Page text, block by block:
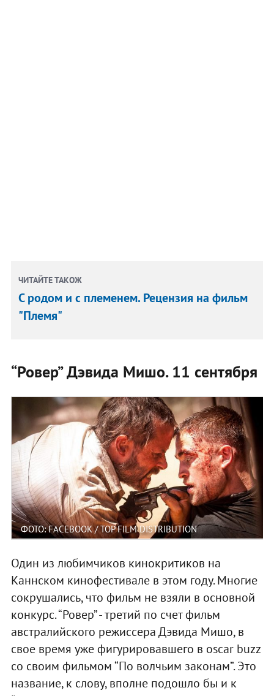
ЧИТАЙТЕ ТАКОЖ
С родом и с племенем. Рецензия на фильм
"Племя"
“Ровер” Дэвида Мишо. 11 сентября
ФОТО: FACEBOOK / TOP FILM DISTRIBUTION
Один из любимчиков кинокритиков на
Каннском кинофестивале в этом году. Многие
сокрушались, что фильм не взяли в основной
конкурс. “Ровер” - третий по счет фильм
австралийского режиссера Дэвида Мишо, в
свое время уже фигурировавшего в oscar buzz
со своим фильмом “По волчьим законам”. Это
название, к слову, вполне подошло бы и к